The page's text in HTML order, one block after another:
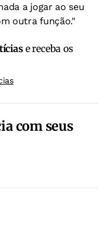
a jogar ao seu
outra função."
e receba os
com seus